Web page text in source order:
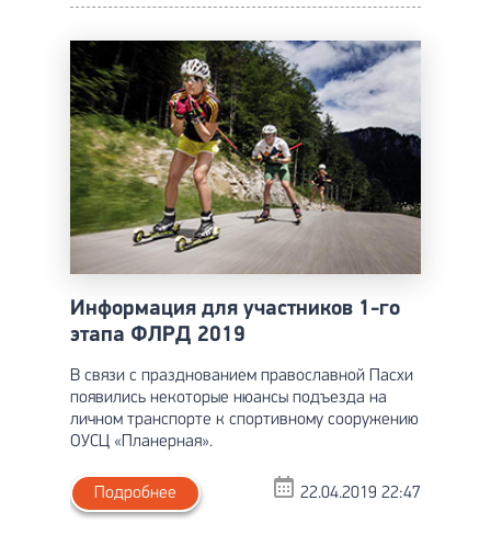
Информация для участников 1-го
этапа ФЛРД 2019
В связи с празднованием православной Пасхи
появились некоторые нюансы подъезда на
личном транспорте к спортивному сооружению
ОУСЦ «Планерная».
Подробнее 22.04.2019 22:47